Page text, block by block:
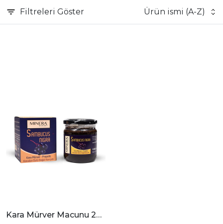
Filtreleri Göster Ürün ismi (A-Z)
Kara Mürver Macunu 230 gr